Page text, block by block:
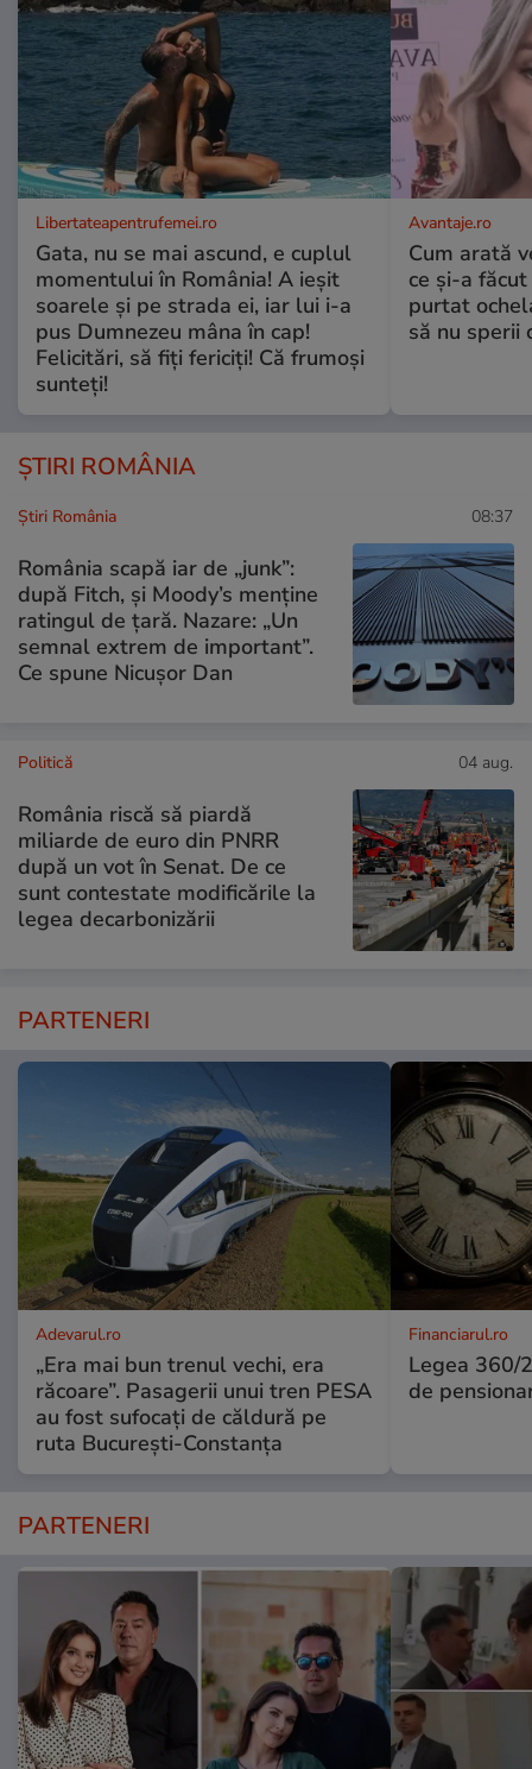
Libertateapentrufemei.ro
Gata, nu se mai ascund, e cuplul
momentului în România! A ieșit
soarele și pe strada ei, iar lui i-a
pus Dumnezeu mâna în cap!
Felicitări, să fiți fericiți! Că frumoși
sunteți!
Avantaje.ro
Cum arată
ce și-a
purtat
să nu sperii
ȘTIRI ROMÂNIA
Știri România 08:37
România scapă iar de „junk”:
după Fitch, și Moody’s menține
ratingul de țară. Nazare: „Un
semnal extrem de important”.
Ce spune Nicușor Dan
Politică 04 aug.
România riscă să piardă
miliarde de euro din PNRR
după un vot în Senat. De ce
sunt contestate modificările la
legea decarbonizării
PARTENERI
Adevarul.ro
„Era mai bun trenul vechi, era
răcoare”. Pasagerii unui tren PESA
au fost sufocați de căldură pe
ruta București-Constanța
Financiarul.ro
Legea 360/
de
PARTENERI